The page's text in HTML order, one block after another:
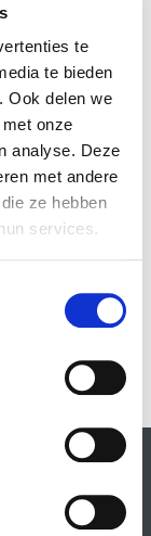
te
te bieden
Ook delen we
onze
analyse. Deze
met andere
ze hebben
services.